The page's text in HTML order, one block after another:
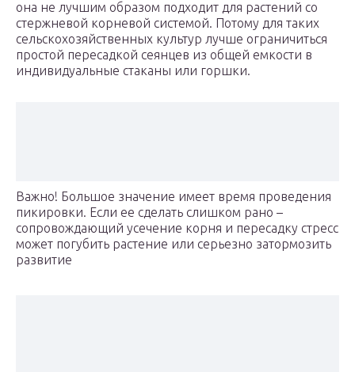
она не лучшим образом подходит для растений со
стержневой корневой системой. Потому для таких
сельскохозяйственных культур лучше ограничиться
простой пересадкой сеянцев из общей емкости в
индивидуальные стаканы или горшки.
Важно! Большое значение имеет время проведения
пикировки. Если ее сделать слишком рано –
сопровождающий усечение корня и пересадку стресс
может погубить растение или серьезно затормозить
развитие